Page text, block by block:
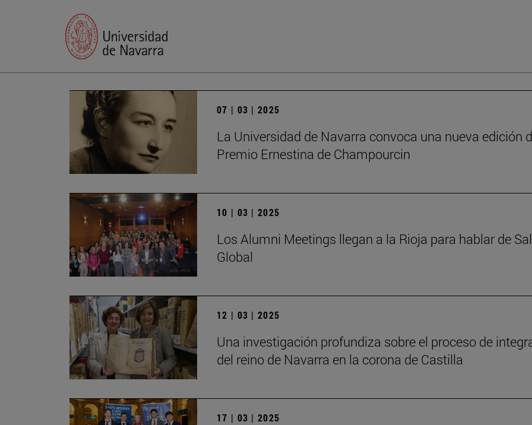
07 | 03 | 2025
La Universidad de Navarra convoca una nueva edición
Premio Ernestina de Champourcin
10 | 03 | 2025
Los Alumni Meetings llegan a la Rioja para hablar de
Global
12 | 03 | 2025
Una investigación profundiza sobre el proceso de
del reino de Navarra en la corona de Castilla
17 | 03 | 2025